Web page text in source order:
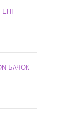
ЕНГ
БАЧОК